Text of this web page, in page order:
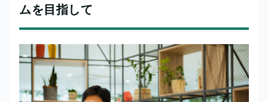
ムを目指して